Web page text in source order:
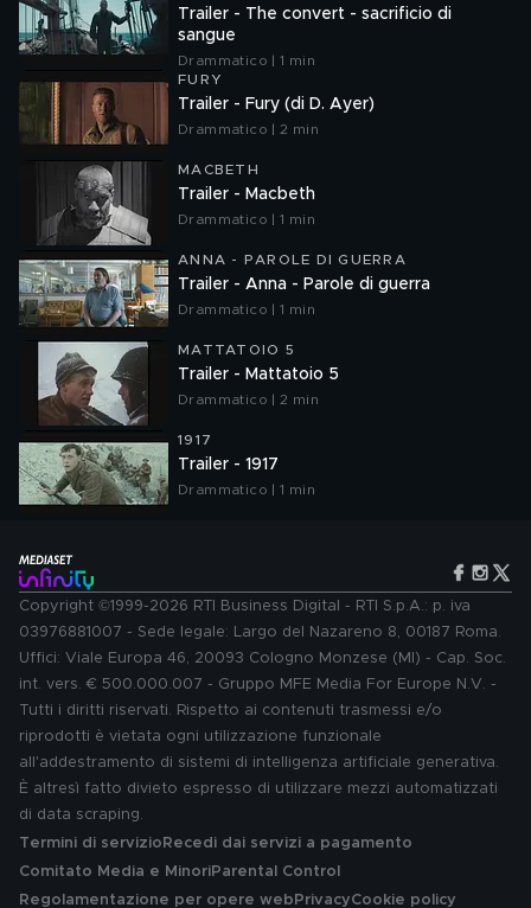
Trailer - The convert - sacrificio di
sangue
Drammatico | 1 min
FURY
Trailer - Fury (di D. Ayer)
Drammatico | 2 min
MACBETH
Trailer - Macbeth
Drammatico | 1 min
ANNA - PAROLE DI GUERRA
Trailer - Anna - Parole di guerra
Drammatico | 1 min
MATTATOIO 5
Trailer - Mattatoio 5
Drammatico | 2 min
1917
Trailer - 1917
Drammatico | 1 min
Copyright ©1999-2026 RTI Business Digital - RTI S.p.A.: p. iva
03976881007 - Sede legale: Largo del Nazareno 8, 00187 Roma.
Uffici: Viale Europa 46, 20093 Cologno Monzese (MI) - Cap. Soc.
int. vers. € 500.000.007 - Gruppo MFE Media For Europe N.V. -
Tutti i diritti riservati. Rispetto ai contenuti trasmessi e/o
riprodotti è vietata ogni utilizzazione funzionale
all'addestramento di sistemi di intelligenza artificiale generativa.
È altresì fatto divieto espresso di utilizzare mezzi automatizzati
di data scraping.
Termini di servizio Recedi dai servizi a pagamento
Comitato Media e MinoriParental Control
Regolamentazione per opere web PrivacyCookie policy